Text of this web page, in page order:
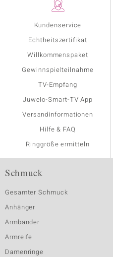
Kundenservice
Echtheitszertifikat
Willkommenspaket
Gewinnspielteilnahme
TV-Empfang
Juwelo-Smart-TV App
Versandinformationen
Hilfe & FAQ
Ringgröße ermitteln
Schmuck
Gesamter Schmuck
Anhänger
Armbänder
Armreife
Damenringe